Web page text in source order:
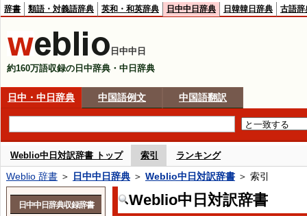
辞書 類語・対義語辞典 英和・和英辞典 日中中日辞典 日韓韓日辞典 古語辞
日中中日
約160万語収録の日中辞典・中日辞典
日中・中日辞典 中国語例文 中国語翻訳
Weblio中日対訳辞書 トップ 索引 ランキング
Weblio 辞書 ＞ 日中中日辞典 ＞ Weblio中日対訳辞書 ＞ 索引
Weblio中日対訳辞書
日中中日辞典収録辞書